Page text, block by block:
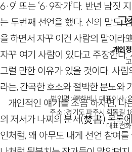
6·9’ 또는 ‘6·9작가’다. 반년 남짓
는 두번째 선언을 했다. 신의 말도,
을 하면서 자꾸 이건 사람의 말이라
자꾸 여기 사람이 있다고 주장한다
그럴 만한 이유가 있을 것이다. 사
라는, 간곡한 호소와 절박한 분노와
개인적인 얘기를 조금 하자면,
의 저서가 나찌의 분서(焚書) 목록
인처럼, 왜 아무도 내게 선언 참여
고
개인
법인명 : ㈜창비ㅣ대표이사
주소 : 경기도 파주시 회동길
대표전